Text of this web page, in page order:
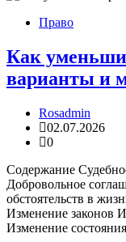
Право
Как
варианты и
Rosadmin
02.07.2026
0
Содержание
Добровольное
обстоятельств в
Изменение законов
Изменение